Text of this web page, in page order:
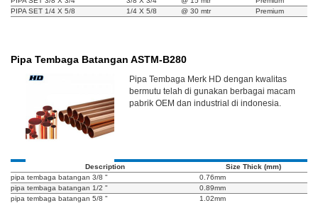
PIPA SET 1/4 X 5/8
1/4 X 5/8 @ 30 mtr Premium
Pipa Tembaga Batangan ASTM-B280
Pipa Tembaga Merk HD dengan kwalitas
bermutu telah di gunakan berbagai macam
pabrik OEM dan industrial di indonesia.
Description
Size Thick (mm)
pipa tembaga batangan 3/8 "
0.76mm
pipa tembaga batangan 1/2 "
0.89mm
pipa tembaga batangan 5/8 "
1.02mm